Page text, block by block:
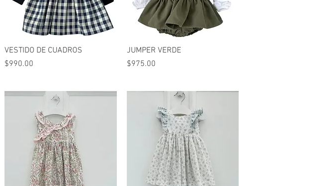
Vista rápida
VESTIDO DE CUADROS
Precio
$990.00
Vista rápida
JUMPER VERDE
Precio
$975.00